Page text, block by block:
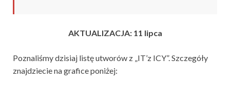
AKTUALIZACJA: 11 lipca
Poznaliśmy dzisiaj listę utworów z „IT’z ICY”. Szczegóły
znajdziecie na grafice poniżej: